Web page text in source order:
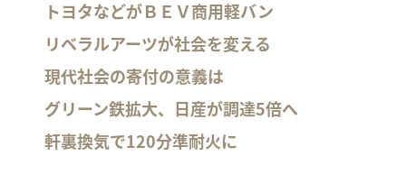
トヨタなどがＢＥＶ商用軽バン
リベラルアーツが社会を変える
現代社会の寄付の意義は
グリーン鉄拡大、日産が調達5倍へ
軒裏換気で120分準耐火に